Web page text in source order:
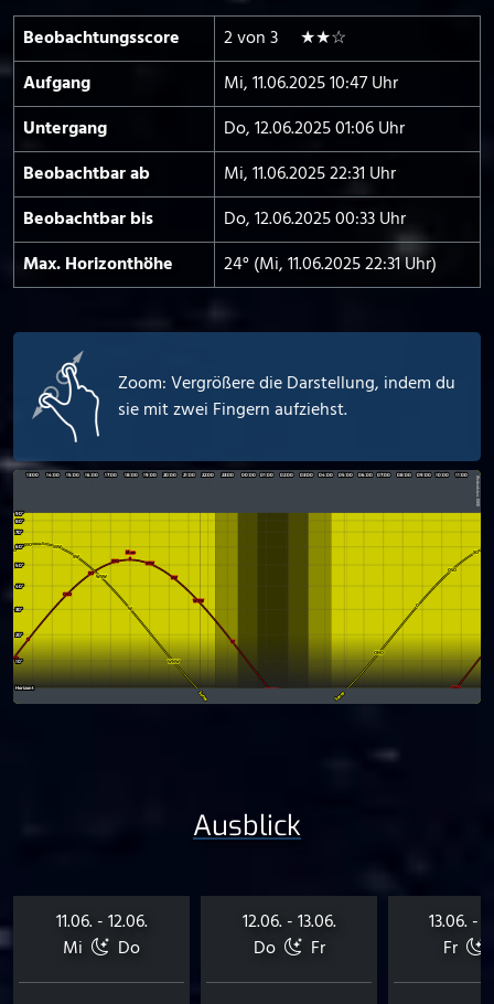
Beobachtungs­score
2 von 3 ★★☆
Aufgang
Mi, 11.06.2025 10:47 Uhr
Untergang
Do, 12.06.2025 01:06 Uhr
Beobachtbar ab
Mi, 11.06.2025 22:31 Uhr
Beobachtbar bis
Do, 12.06.2025 00:33 Uhr
Max. Horizont­höhe
24° (Mi, 11.06.2025 22:31 Uhr)
Zoom: Vergrößere die Darstellung, indem du
sie mit zwei Fingern aufziehst.
Ausblick
11.06. - 12.06.
Mi
Do
12.06. - 13.06.
Do
Fr
13.06. -
Fr